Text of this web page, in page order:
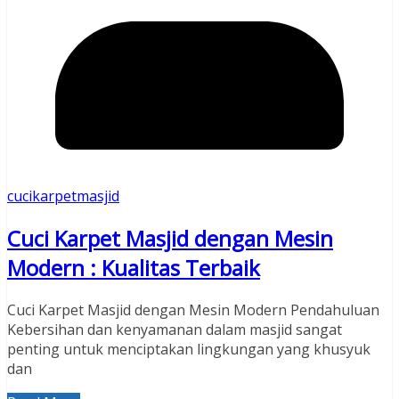
cucikarpetmasjid
Cuci Karpet Masjid dengan Mesin
Modern : Kualitas Terbaik
Cuci Karpet Masjid dengan Mesin Modern Pendahuluan
Kebersihan dan kenyamanan dalam masjid sangat
penting untuk menciptakan lingkungan yang khusyuk
dan